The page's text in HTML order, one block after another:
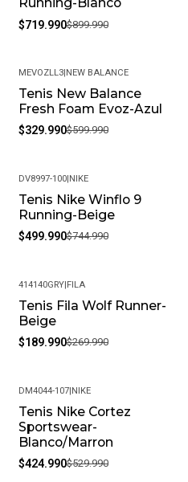
$719.990$899.990
-45%
MEVOZLL3| NEW BALANCE
Tenis New Balance
Fresh Foam Evoz-Azul
$329.990$599.990
-33%
DV8997-100| NIKE
Tenis Nike Winflo 9
Running-Beige
$499.990$744.990
-30%
414140GRY| FILA
Tenis Fila Wolf Runner-
Beige
$189.990$269.990
-20%
DM4044-107| NIKE
Tenis Nike Cortez
Sportswear-
Blanco/Marron
$424.990$529.990